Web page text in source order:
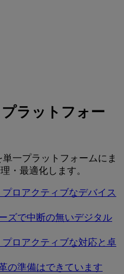
プラットフォー
一プラットフォームにま
・最適化します。
プロアクティブなデバイス
ズで中断の無いデジタル
プロアクティブな対応と卓
の準備はできています